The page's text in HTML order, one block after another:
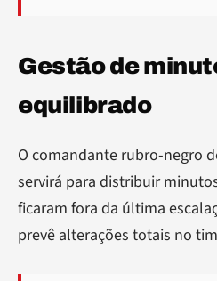
Gestão de
equilibrado
O comandante rubro-negro
servirá para distribuir
ficaram fora da última
prevê alterações totais no